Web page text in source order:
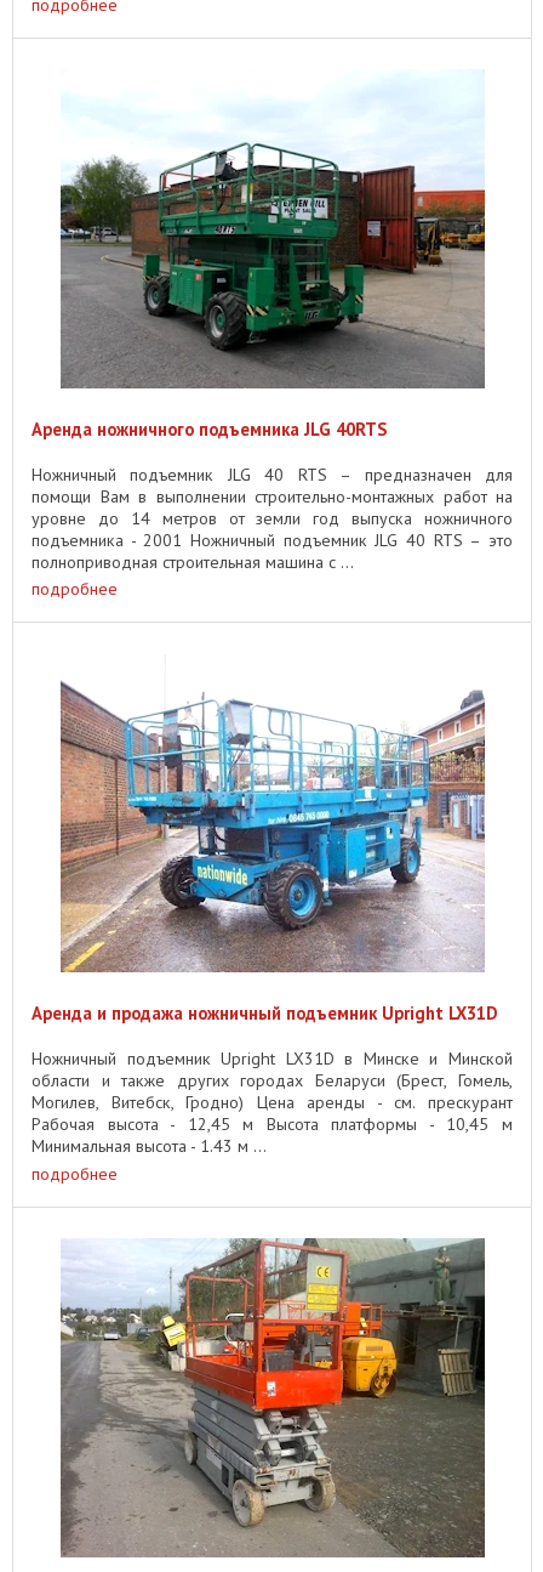
подробнее
Аренда ножничного подъемника JLG 40RTS
Ножничный подъемник JLG 40 RTS – предназначен для
помощи Вам в выполнении строительно-монтажных работ на
уровне до 14 метров от земли год выпуска ножничного
подъемника - 2001 Ножничный подъемник JLG 40 RTS – это
полноприводная строительная машина с ...
подробнее
Аренда и продажа ножничный подъемник Upright LX31D
Ножничный подъемник Upright LX31D в Минске и Минской
области и также других городах Беларуси (Брест, Гомель,
Могилев, Витебск, Гродно) Цена аренды - см. прескурант
Рабочая высота - 12,45 м Высота платформы - 10,45 м
Минимальная высота - 1.43 м ...
подробнее